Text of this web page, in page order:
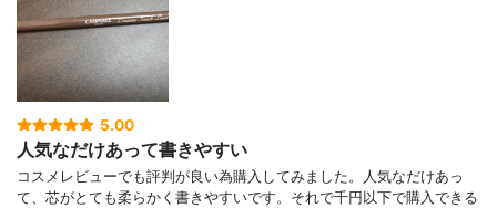
5.00
人気なだけあって書きやすい
コスメレビューでも評判が良い為購入してみました。人気なだけあっ
て、芯がとても柔らかく書きやすいです。それで千円以下で購入できる